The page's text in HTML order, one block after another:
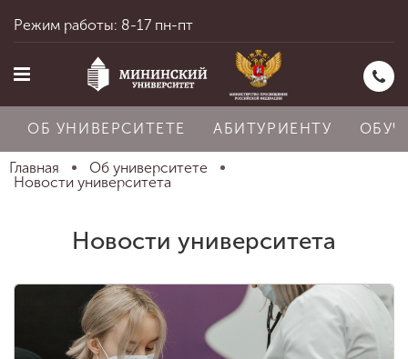
Об университете
Абитуриенту
Режим работы: 8-17 пн-пт
ОБ УНИВЕРСИТЕТЕ АБИТУРИЕНТУ
Главная
Об университете
Новости университета
Новости университета